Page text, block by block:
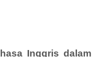
Inggris dalam